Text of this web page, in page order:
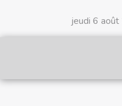
jeudi 6